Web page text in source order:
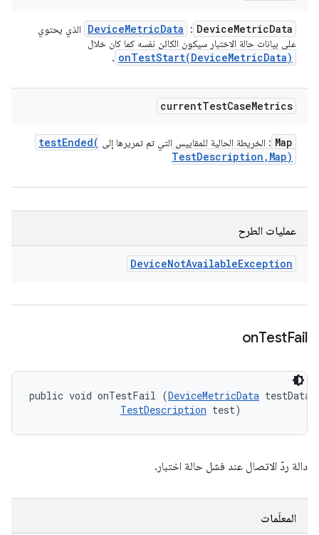
DeviceMetricData
:
DeviceMetricData
الذي يحتوي
على بيانات حالة الاختبار سيكون الكائن نفسه كما كان خلال
onTestStart(DeviceMetricData)
.
currentTestCaseMetrics
Map : الخريطة الحالية للمقاييس التي تم تمريرها إلى testEnded(
TestDescription , Map)
عمليات الطرح
DeviceNotAvailableException
onTestFail
public void onTestFail (DeviceMetricData
TestDescription test)
دالة ردّ الاتصال عند فشل حالة اختبار.
المعلَمات